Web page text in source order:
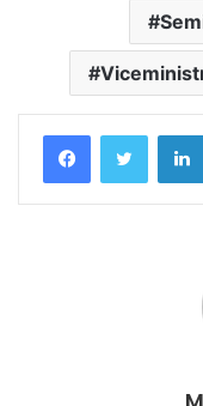
FacebookTwitter